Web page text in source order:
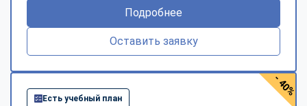
Подробнее
Оставить заявку
Есть учебный план
- 40%